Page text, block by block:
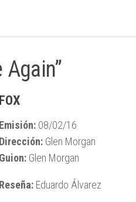
Again”
FOX
Emisión:08/02/16
Dirección:Glen Morgan
Guion:Glen Morgan
Reseña:Eduardo Álvarez